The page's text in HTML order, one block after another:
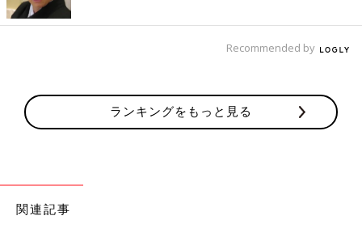
Recommended by
ランキングをもっと見る
関連記事